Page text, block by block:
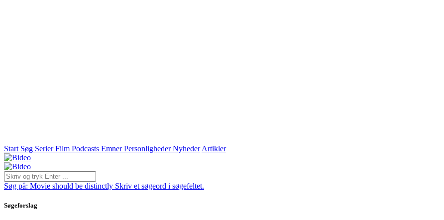
Start Søg Serier Film Podcasts Emner Personligheder Nyheder Artikler
Søg på: Movie should be distinctly Skriv et søgeord i søgefeltet.
Søgeforslag